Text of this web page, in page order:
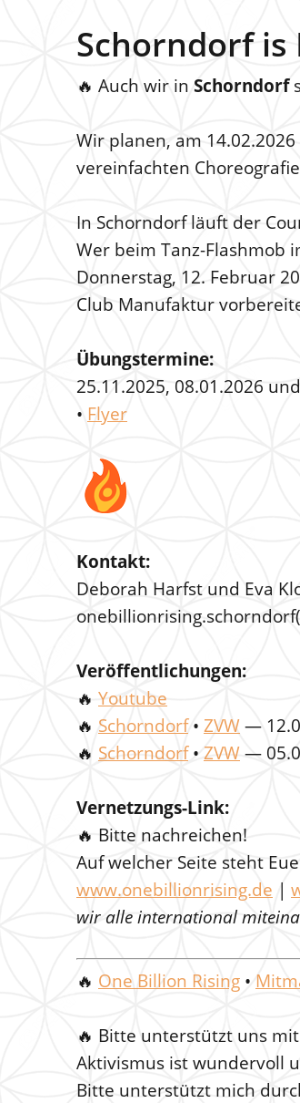
Schorndorf is
🔥 Auch wir in Schorndorf
Wir planen, am 14.02.2026
vereinfachten
In Schorndorf läuft der
Wer beim Tanz-Flashmob
Donnerstag, 12. Februar
Club Manufaktur
Übungstermine:
25.11.2025, 08.01.2026
• Flyer
Kontakt:
Deborah Harfst und Eva
Veröffentlichungen:
🔥 Youtube
🔥 Schorndorf• ZVW—
🔥 Schorndorf• ZVW—
Vernetzungs-Link:
🔥 Bitte nachreichen!
Auf welcher Seite steht
www.onebillionrising.de |
wir alle international
🔥 One Billion Rising •
🔥 Bitte unterstützt uns
Aktivismus ist wundervoll
Bitte unterstützt mich